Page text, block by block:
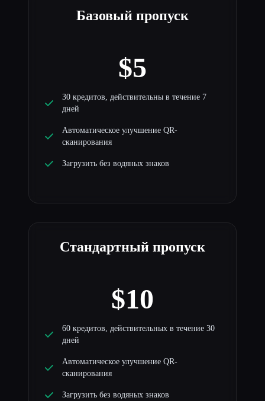
Базовый пропуск
$5
30 кредитов, действительны в течение 7
дней
Автоматическое улучшение QR-
сканирования
Загрузить без водяных знаков
Стандартный пропуск
$10
60 кредитов, действительных в течение 30
дней
Автоматическое улучшение QR-
сканирования
Загрузить без водяных знаков